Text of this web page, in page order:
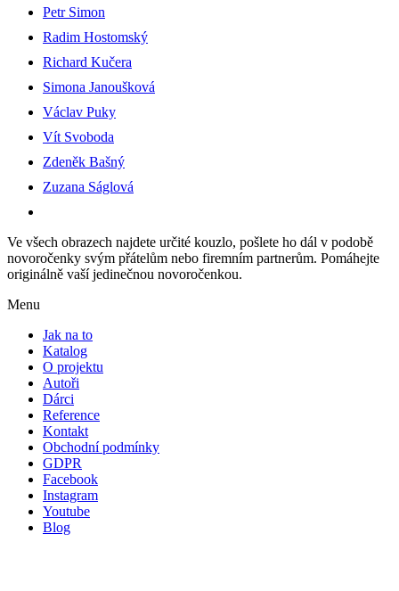
Petr Simon
Radim Hostomský
Richard Kučera
Simona Janoušková
Václav Puky
Vít Svoboda
Zdeněk Bašný
Zuzana Ságlová
Ve všech obrazech najdete určité kouzlo, pošlete ho dál v podobě
novoročenky svým přátelům nebo firemním partnerům. Pomáhejte
originálně vaší jedinečnou novoročenkou.
Menu
Jak na to
Katalog
O projektu
Autoři
Dárci
Reference
Kontakt
Obchodní podmínky
GDPR
Facebook
Instagram
Youtube
Blog